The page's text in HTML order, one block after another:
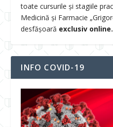
toate cursurile și stagiile
Medicină și Farmacie
desfășoară exclusiv online.
INFO COVID-19